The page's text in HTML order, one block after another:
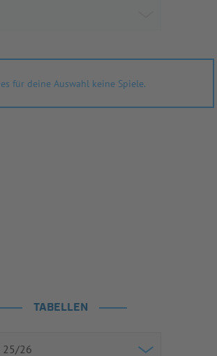
für deine Auswahl keine Spiele.
TABELLEN